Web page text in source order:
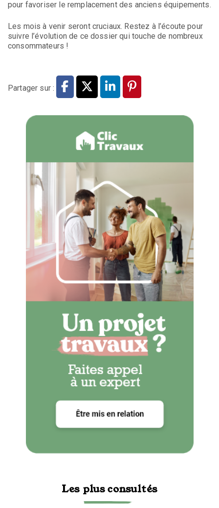
pour favoriser le remplacement des anciens équipements.
Les mois à venir seront cruciaux. Restez à l’écoute pour
suivre l’évolution de ce dossier qui touche de nombreux
consommateurs !
Partager sur :
Les plus consultés